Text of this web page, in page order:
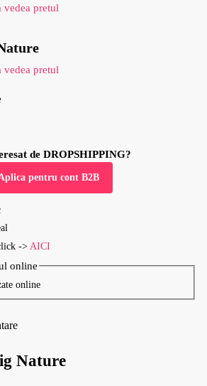
vedea pretul
vedea pretul
de DROPSHIPPING?
pentru cont B2B
-> AICI
online
Nature